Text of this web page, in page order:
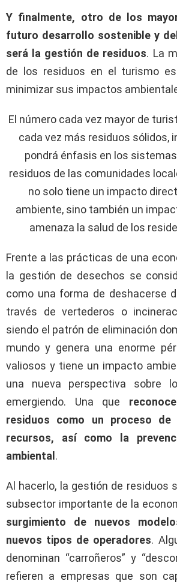
Y finalmente, otro de los
futuro desarrollo sostenible y
será la gestión de residuos. La
de los residuos en el turismo
minimizar sus impactos
El número cada vez mayor de
cada vez más residuos sólidos,
pondrá énfasis en los
residuos de las comunidades
no solo tiene un impacto
ambiente, sino también un
amenaza la salud de los
Frente a las prácticas de una
la gestión de desechos se
como una forma de deshacerse
través de vertederos o
siendo el patrón de eliminación
mundo y genera una enorme
valiosos y tiene un impacto
una nueva perspectiva sobre
emergiendo. Una que
residuos como un proceso de
recursos, así como la
ambiental .
Al hacerlo, la gestión de residuos
subsector importante de la
surgimiento de nuevos
nuevos tipos de operadores.
denominan “carroñeros” y
refieren a empresas que son